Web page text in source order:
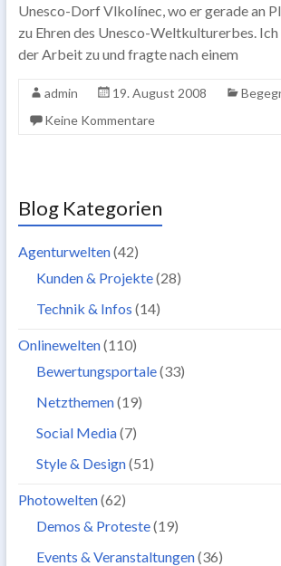
Unesco-Dorf Vlkolínec, wo er gerade an
zu Ehren des Unesco-Weltkulturerbes.
der Arbeit zu und fragte nach einem
admin 19. August 2008
Keine Kommentare
Blog Kategorien
Agenturwelten(42)
Kunden & Projekte(28)
Technik & Infos (14)
Onlinewelten(110)
Bewertungsportale(33)
Netzthemen(19)
Social Media(7)
Style & Design(51)
Photowelten(62)
Demos & Proteste(19)
Events & Veranstaltungen(36)